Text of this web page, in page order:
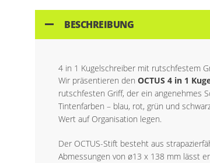
BESCHREIBUNG
4 in 1 Kugelschreiber mit rutschfestem
Wir präsentieren den OCTUS 4 in 1
rutschfesten Griff, der ein angenehmes
Tintenfarben – blau, rot, grün und
Wert auf Organisation legen.
Der OCTUS-Stift besteht aus
Abmessungen von ø13 x 138 mm lässt